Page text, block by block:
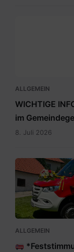
ALLGEMEIN
WICHTIGE
im
8. Juli 2026
IMG-
20260705-
WA0009.jpg
ALLGEMEIN